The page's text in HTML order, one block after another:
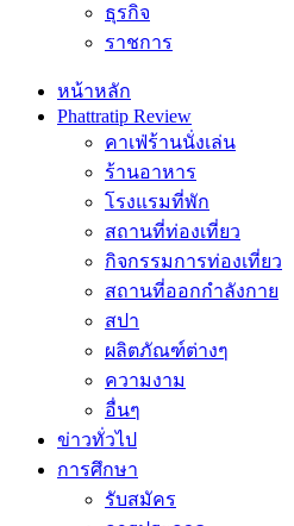
ธุรกิจ
ราชการ
หน้าหลัก
Phattratip Review
คาเฟ่ร้านนั่งเล่น
ร้านอาหาร
โรงแรมที่พัก
สถานที่ท่องเที่ยว
กิจกรรมการท่องเที่ยว
สถานที่ออกกำลังกาย
สปา
ผลิตภัณฑ์ต่างๆ
ความงาม
อื่นๆ
ข่าวทั่วไป
การศึกษา
รับสมัคร